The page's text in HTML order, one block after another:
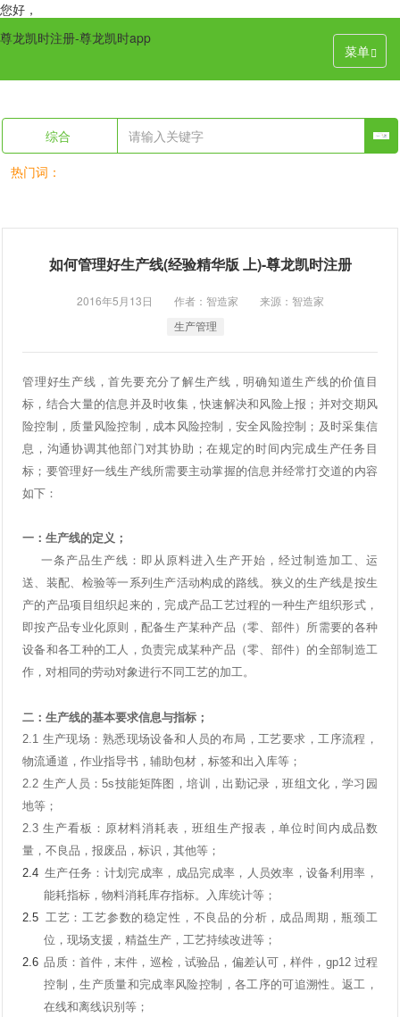
您好，
菜单
尊龙凯时注册-尊龙凯时app
综合
热门词：
如何管理好生产线(经验精华版 上)-尊龙凯时注册
2016年5月13日 作者：智造家 来源：智造家
生产管理
管理好生产线，首先要充分了解生产线，明确知道生产线的价值目
标，结合大量的信息并及时收集，快速解决和风险上报；并对交期风
险控制，质量风险控制，成本风险控制，安全风险控制；及时采集信
息，沟通协调其他部门对其协助；在规定的时间内完成生产任务目
标；要管理好一线生产线所需要主动掌握的信息并经常打交道的内容
如下：
一：生产线的定义；
一条产品生产线：即从原料进入生产开始，经过制造加工、运
送、装配、检验等一系列生产活动构成的路线。狭义的生产线是按生
产的产品项目组织起来的，完成产品工艺过程的一种生产组织形式，
即按产品专业化原则，配备生产某种产品（零、部件）所需要的各种
设备和各工种的工人，负责完成某种产品（零、部件）的全部制造工
作，对相同的劳动对象进行不同工艺的加工。
二：生产线的基本要求信息与指标；
2.1 生产现场：熟悉现场设备和人员的布局，工艺要求，工序流程，
物流通道，作业指导书，辅助包材，标签和出入库等；
2.2 生产人员：5s技能矩阵图，培训，出勤记录，班组文化，学习园
地等；
2.3生产看板：原材料消耗表，班组生产报表，单位时间内成品数
量，不良品，报废品，标识，其他等；
2.4 生产任务：计划完成率，成品完成率，人员效率，设备利用率，
能耗指标，物料消耗库存指标。入库统计等；
2.5 工艺：工艺参数的稳定性，不良品的分析，成品周期，瓶颈工
位，现场支援，精益生产，工艺持续改进等；
2.6 品质：首件，末件，巡检，试验品，偏差认可，样件， gp12 过程
控制，生产质量和完成率风险控制，各工序的可追溯性。返工，
在线和离线识别等；